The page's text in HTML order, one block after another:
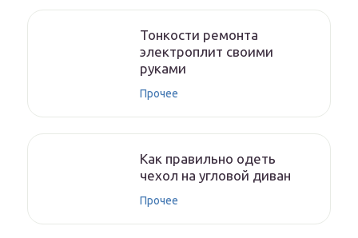
Тонкости ремонта
электроплит своими
руками
Прочее
Как правильно одеть
чехол на угловой диван
Прочее